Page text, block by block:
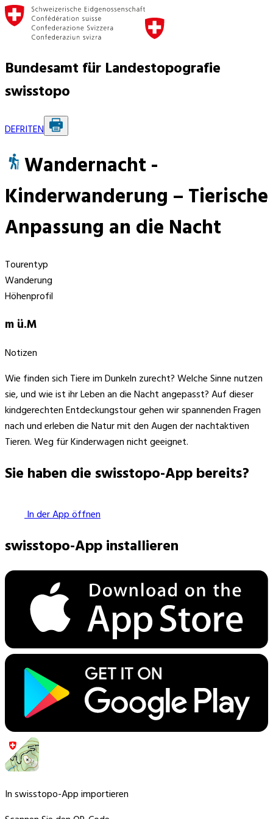
Bundesamt für Landestopografie
swisstopo
DEFRITEN
Wandernacht -
Kinderwanderung – Tierische
Anpassung an die Nacht
Tourentyp
Wanderung
Höhenprofil
m ü.M
Notizen
Wie finden sich Tiere im Dunkeln zurecht? Welche Sinne nutzen
sie, und wie ist ihr Leben an die Nacht angepasst? Auf dieser
kindgerechten Entdeckungstour gehen wir spannenden Fragen
nach und erleben die Natur mit den Augen der nachtaktiven
Tieren. Weg für Kinderwagen nicht geeignet.
Sie haben die swisstopo-App bereits?
In der App öffnen
swisstopo-App installieren
In swisstopo-App importieren